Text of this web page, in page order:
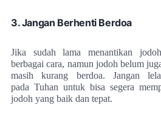
3. Jangan Berhenti Berdoa
Jika sudah lama menantikan
berbagai cara, namun jodoh belum
masih kurang berdoa. Jangan
pada Tuhan untuk bisa segera
jodoh yang baik dan tepat.